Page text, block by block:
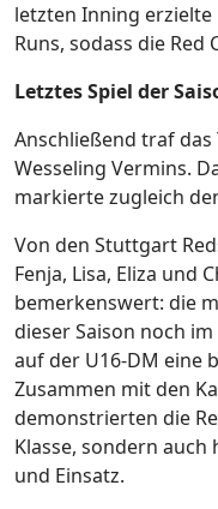
letzten Inning
Runs, sodass die Red
Letztes Spiel der
Anschließend traf das
Wesseling Vermins.
markierte zugleich
Von den Stuttgart
Fenja, Lisa, Eliza und
bemerkenswert: die
dieser Saison noch
auf der U16-DM eine
Zusammen mit den
demonstrierten die
Klasse, sondern
und Einsatz.